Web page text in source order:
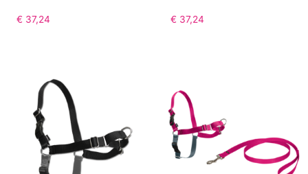
€ 37,24 € 37,24